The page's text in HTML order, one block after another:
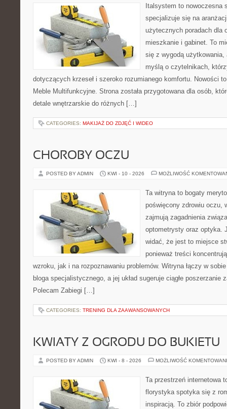
Italsystem to nowoczesna
specjalizuje się na
użytecznych poradach dla
mieszkanie i gabinet. To
się z wygodą użytkowania,
myślą o czytelnikach,
dotyczących krzeseł i szeroko rozumianego komfortu. Nowości
Meble Multifunkcyjne. Strona została przygotowana dla osób,
detale wnętrzarskie do różnych […]
CATEGORIES: MAKIJAŻ DO ZDJĘĆ I WIDEO
CHOROBY OCZU
POSTED BY ADMIN KWI - 10 - 2026 MOŻLIWOŚĆ
Ta witryna to bogaty
poświęcony zdrowiu oczu,
zajmują zagadnienia
optometrysty oraz optyka.
widać, że jest to miejsce
ponieważ treści
wzroku, jak i na rozpoznawaniu problemów. Witryna łączy w
bloga specjalistycznego, a jej układ sugeruje ciągłe poszerzanie
Polecam Zabiegi […]
CATEGORIES: TRENING DLA ZAAWANSOWANYCH
KWIATY Z OGRODU DO BUKIETU
POSTED BY ADMIN KWI - 8 - 2026 MOŻLIWOŚĆ
Ta przestrzeń internetowa
florystyka spotyka się z
inspiracją. To zbiór